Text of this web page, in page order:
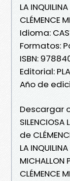
LA
CLÉMENCE
Idioma:
Formatos:
ISBN:
Editorial:
Año de
Descargar
de
LA
MICHALLON
CLÉMENCE